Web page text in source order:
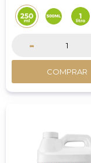
-
COMPRAR